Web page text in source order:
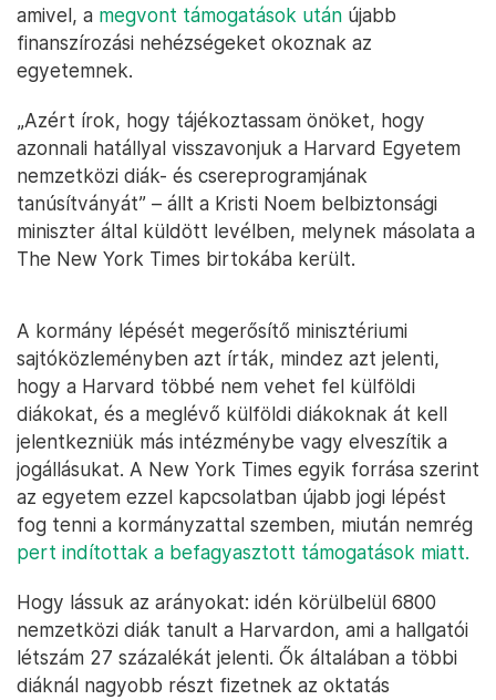
amivel, a megvont támogatások után újabb
finanszírozási nehézségeket okoznak az
egyetemnek.
„Azért írok, hogy tájékoztassam önöket, hogy
azonnali hatállyal visszavonjuk a Harvard Egyetem
nemzetközi diák- és csereprogramjának
tanúsítványát” – állt a Kristi Noem belbiztonsági
miniszter által küldött levélben, melynek másolata a
The New York Times birtokába került.
A kormány lépését megerősítő minisztériumi
sajtóközleményben azt írták, mindez azt jelenti,
hogy a Harvard többé nem vehet fel külföldi
diákokat, és a meglévő külföldi diákoknak át kell
jelentkezniük más intézménybe vagy elveszítik a
jogállásukat. A New York Times egyik forrása szerint
az egyetem ezzel kapcsolatban újabb jogi lépést
fog tenni a kormányzattal szemben, miután nemrég
pert indítottak a befagyasztott támogatások miatt.
Hogy lássuk az arányokat: idén körülbelül 6800
nemzetközi diák tanult a Harvardon, ami a hallgatói
létszám 27 százalékát jelenti. Ők általában a többi
diáknál nagyobb részt fizetnek az oktatás